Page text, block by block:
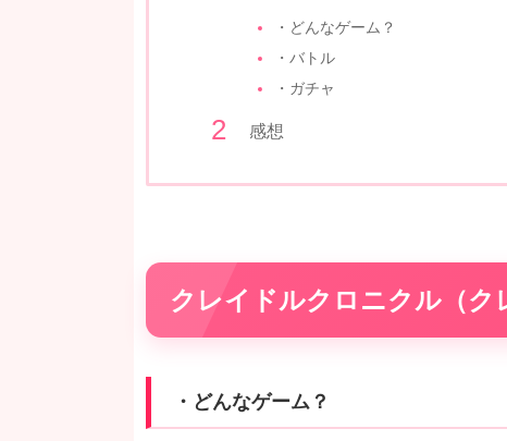
・どんなゲーム？
・バトル
・ガチャ
感想
クレイドルクロニクル（ク
・どんなゲーム？